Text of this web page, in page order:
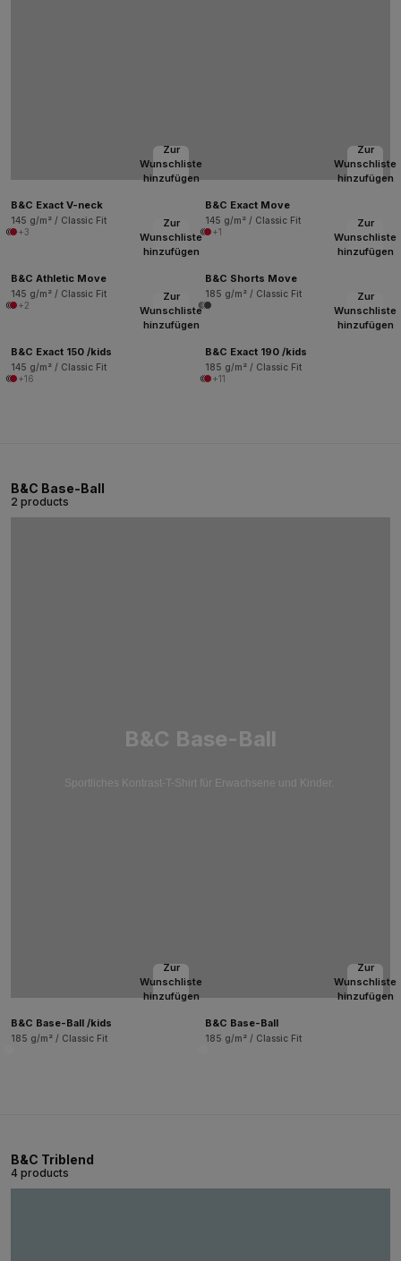
Zur
Wunschliste
hinzufügen
B&C Exact V-neck
145 g/m² / Classic Fit
+3
Zur
Wunschliste
hinzufügen
B&C Exact Move
145 g/m² / Classic Fit
+1
Zur
Wunschliste
hinzufügen
B&C Athletic Move
145 g/m² / Classic Fit
+2
Zur
Wunschliste
hinzufügen
B&C Shorts Move
185 g/m² / Classic Fit
Zur
Wunschliste
hinzufügen
B&C Exact 150 /kids
145 g/m² / Classic Fit
+16
Zur
Wunschliste
hinzufügen
B&C Exact 190 /kids
185 g/m² / Classic Fit
+11
B&C Base-Ball
2 products
B&C Base-Ball
Sportliches Kontrast-T-Shirt für Erwachsene und Kinder.
Zur
Wunschliste
hinzufügen
B&C Base-Ball /kids
185 g/m² / Classic Fit
Zur
Wunschliste
hinzufügen
B&C Base-Ball
185 g/m² / Classic Fit
B&C Triblend
4 products